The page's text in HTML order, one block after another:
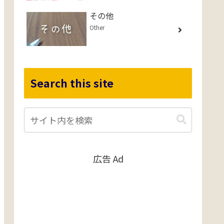
その他
Other
Search this site
広告 Ad